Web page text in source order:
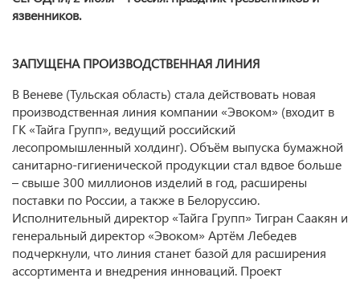
язвенников.
ЗАПУЩЕНА ПРОИЗВОДСТВЕННАЯ ЛИНИЯ
В Веневе (Тульская область) стала действовать новая
производственная линия компании «Эвоком» (входит в
ГК «Тайга Групп», ведущий российский
лесопромышленный холдинг). Объём выпуска бумажной
санитарно-гигиенической продукции стал вдвое больше
– свыше 300 миллионов изделий в год, расширены
поставки по России, а также в Белоруссию.
Исполнительный директор «Тайга Групп» Тигран Саакян и
генеральный директор «Эвоком» Артём Лебедев
подчеркнули, что линия станет базой для расширения
ассортимента и внедрения инноваций. Проект